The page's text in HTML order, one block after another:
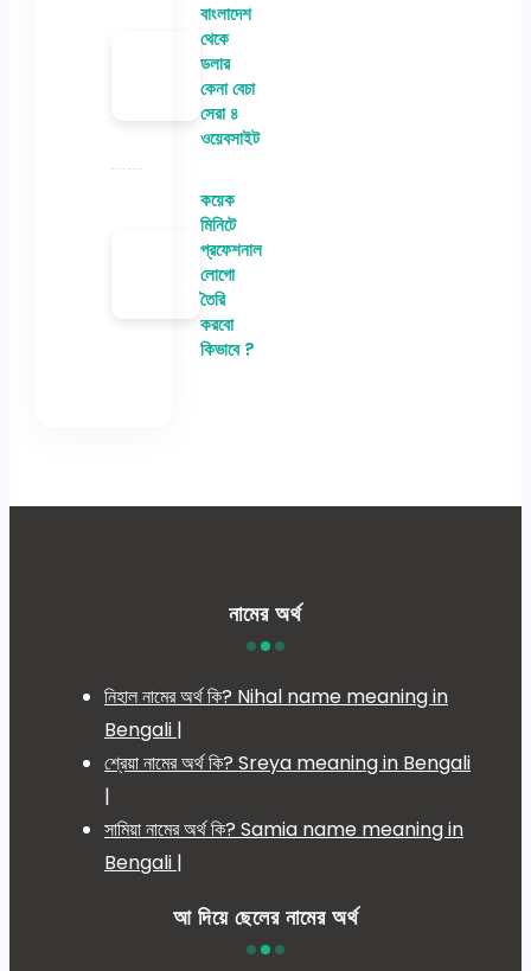
বাংলাদেশ
থেকে
ডলার
কেনা বেচা
সেরা ৪
ওয়েবসাইট
কয়েক
মিনিটে
প্রফেশনাল
লোগো
তৈরি
করবো
কিভাবে ?
নামের অর্থ
নিহাল নামের অর্থ কি? Nihal name meaning in
Bengali |
শ্রেয়া নামের অর্থ কি? Sreya meaning in Bengali
|
সামিয়া নামের অর্থ কি? Samia name meaning in
Bengali |
আ দিয়ে ছেলের নামের অর্থ